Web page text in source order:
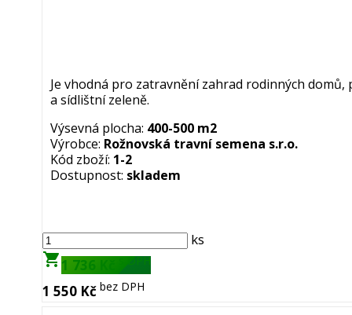
Je vhodná pro zatravnění zahrad rodinných domů,
a sídlištní zeleně.
Výsevná plocha: 400-500 m2
Výrobce: Rožnovská travní semena s.r.o.
Kód zboží: 1-2
Dostupnost: skladem
ks
shopping_cart1 736 Kč s DPH
1 550 Kč bez DPH